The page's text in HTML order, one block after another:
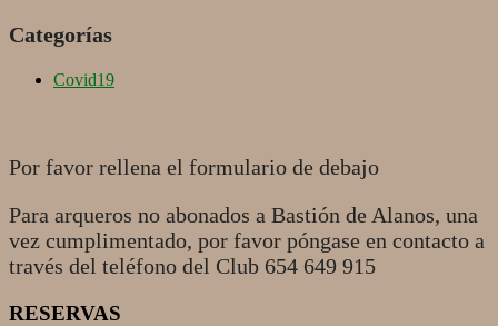
Categorías
Covid19
Por favor rellena el formulario de debajo
Para arqueros no abonados a Bastión de Alanos, una
vez cumplimentado, por favor póngase en contacto a
través del teléfono del Club 654 649 915
RESERVAS